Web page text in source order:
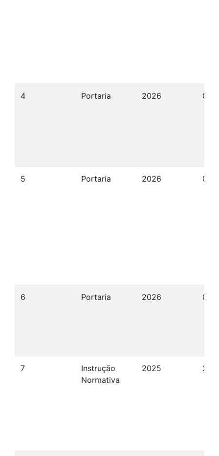
4 Portaria 2026 07/
5 Portaria 2026 07/
6 Portaria 2026 07/
7
Instrução
Normativa
2025 27/